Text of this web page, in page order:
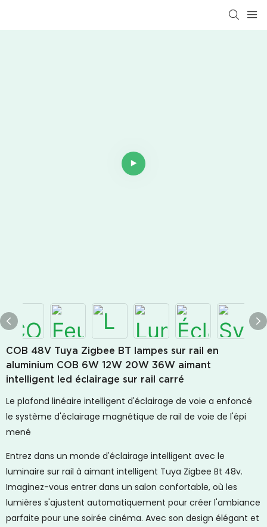
COB 48V Tuya Zigbee BT lampes sur rail en
aluminium COB 6W 12W 20W 36W aimant
intelligent led éclairage sur rail carré
Le plafond linéaire intelligent d'éclairage de voie a enfoncé
le système d'éclairage magnétique de rail de voie de l'épi
mené
Entrez dans un monde d'éclairage intelligent avec le
luminaire sur rail à aimant intelligent Tuya Zigbee Bt 48v.
Imaginez-vous entrer dans un salon confortable, où les
lumières s'ajustent automatiquement pour créer l'ambiance
parfaite pour une soirée cinéma. Avec son design élégant et